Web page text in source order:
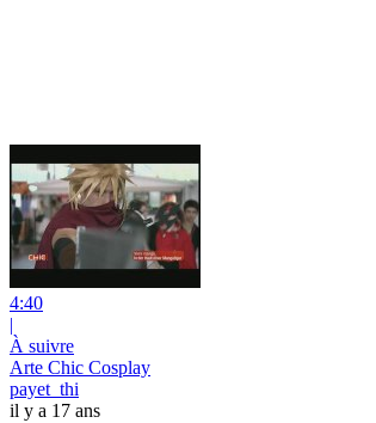
4:40
|
À suivre
Arte Chic Cosplay
payet_thi
il y a 17 ans